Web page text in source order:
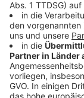
Anzeige
©Copyright:
Rand al'Thor
will er gegen